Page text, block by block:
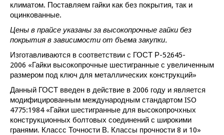
климатом. Поставляем гайки как без покрытия, так и
оцинкованные.
Цены в прайсе указаны за высокопрочные гайки без
покрытия в зависимости от бъема закупки.
Изготавливаются в соответствии с ГОСТ Р-52645-
2006 «Гайки высокопрочные шестигранные с увеличенным
размером под ключ для металлических конструкций»
Данный ГОСТ введен в действие в 2006 году и является
модифицированным международным стандартом ISO
4775:1984 «Гайки шестигранные для высокопрочхных
конструкционных болтовых соединений с широкими
гранями. Классс Точности В. Классы прочности 8 и 10»